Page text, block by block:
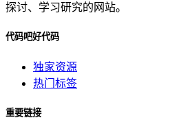
探讨、学习研究的网站。
代码吧好代码
独家资源
热门标签
重要链接